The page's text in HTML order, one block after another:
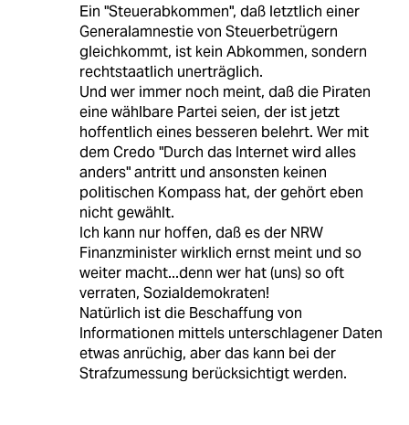
Ein "Steuerabkommen", daß letztlich einer
Generalamnestie von Steuerbetrügern
gleichkommt, ist kein Abkommen, sondern
rechtstaatlich unerträglich.
Und wer immer noch meint, daß die Piraten
eine wählbare Partei seien, der ist jetzt
hoffentlich eines besseren belehrt. Wer mit
dem Credo "Durch das Internet wird alles
anders" antritt und ansonsten keinen
politischen Kompass hat, der gehört eben
nicht gewählt.
Ich kann nur hoffen, daß es der NRW
Finanzminister wirklich ernst meint und so
weiter macht...denn wer hat (uns) so oft
verraten, Sozialdemokraten!
Natürlich ist die Beschaffung von
Informationen mittels unterschlagener Daten
etwas anrüchig, aber das kann bei der
Strafzumessung berücksichtigt werden.